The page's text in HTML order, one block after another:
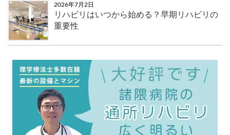
2026年7月2日
リハビリはいつから始める？早期リハビリの
重要性